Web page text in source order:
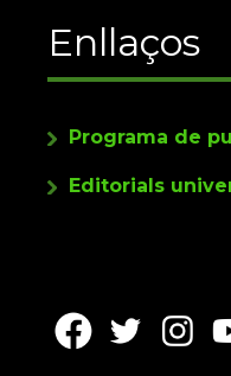
Enllaços
Programa de
Editorials